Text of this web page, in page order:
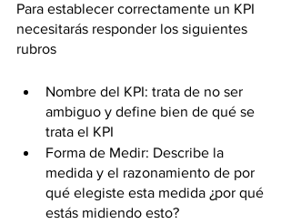
Para establecer correctamente un KPI
necesitarás responder los siguientes
rubros
Nombre del KPI: trata de no ser
ambiguo y define bien de qué se
trata el KPI
Forma de Medir: Describe la
medida y el razonamiento de por
qué elegiste esta medida ¿por qué
estás midiendo esto?